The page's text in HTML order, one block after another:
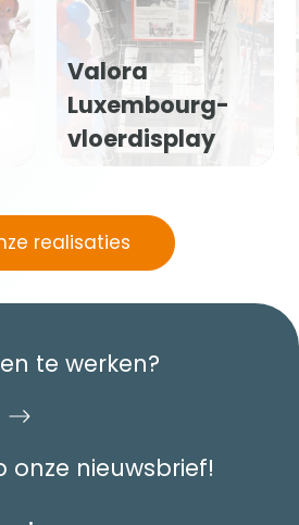
Garden Spritz
vloerdisplay
(Moët
Hennessy)
realisaties
te werken?
onze nieuwsbrief!